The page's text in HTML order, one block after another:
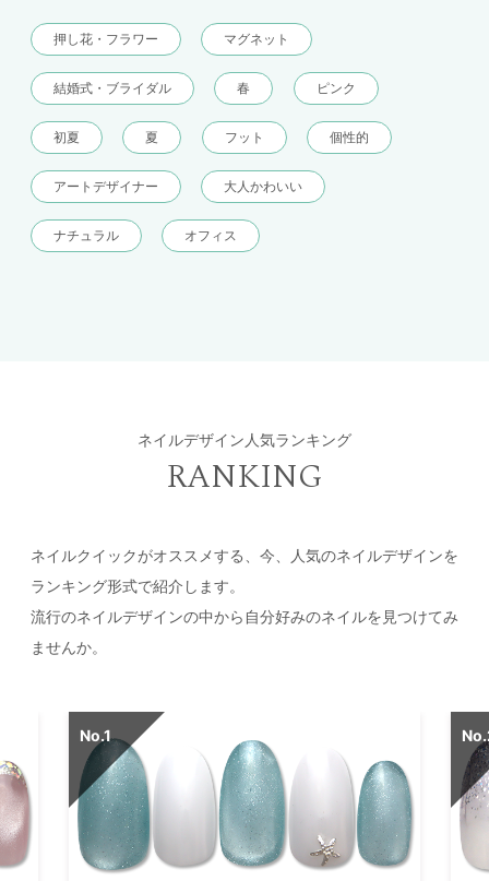
押し花・フラワー マグネット
結婚式・ブライダル 春 ピンク
初夏 夏 フット 個性的
アートデザイナー 大人かわいい
ナチュラル オフィス
ネイルデザイン人気ランキング
RANKING
ネイルクイックがオススメする、今、人気のネイルデザインを
ランキング形式で紹介します。
流行のネイルデザインの中から自分好みのネイルを見つけてみ
ませんか。